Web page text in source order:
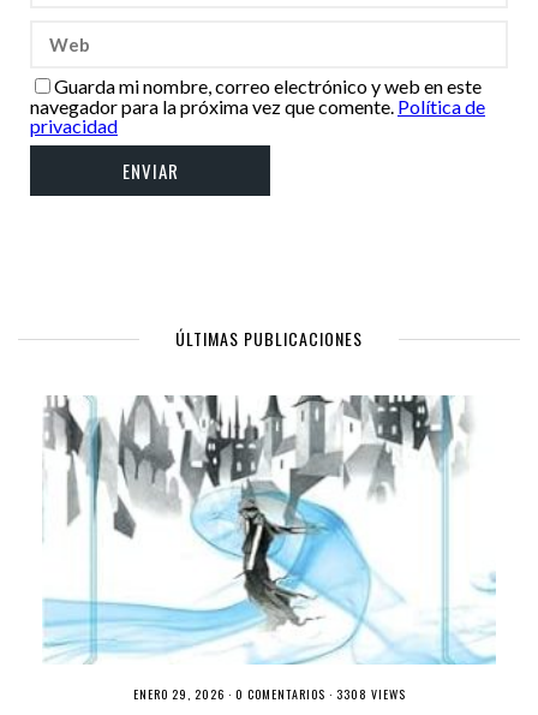
Guarda mi nombre, correo electrónico y web en este
navegador para la próxima vez que comente. Política de
privacidad
ÚLTIMAS PUBLICACIONES
ENERO 29, 2026 · 0 COMENTARIOS · 3308 VIEWS